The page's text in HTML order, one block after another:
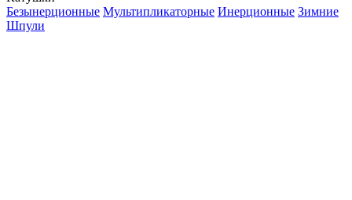
Безынерционные Мультипликаторные Инерционные Зимние
Шпули